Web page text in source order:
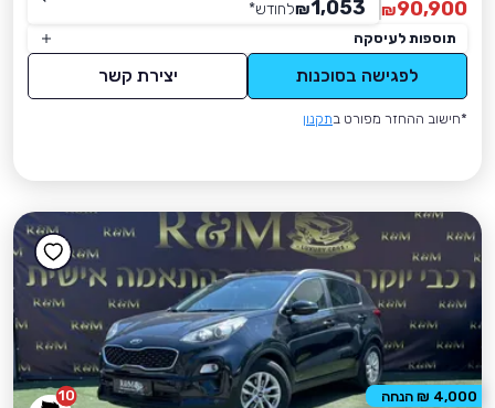
90,900
₪
1,053
₪לחודש*
תוספות לעיסקה
לפגישה בסוכנות יצירת קשר
*חישוב ההחזר מפורט בתקנון
10 4,000 ₪ הנחה